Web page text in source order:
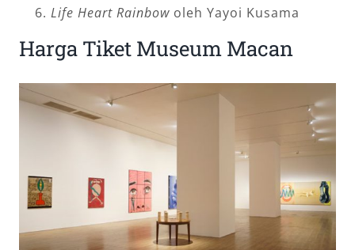
Life Heart Rainbow oleh Yayoi Kusama
Harga Tiket Museum Macan